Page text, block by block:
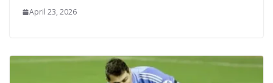
April 23, 2026